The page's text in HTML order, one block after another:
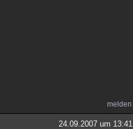
melden
24.09.2007 um 13:41